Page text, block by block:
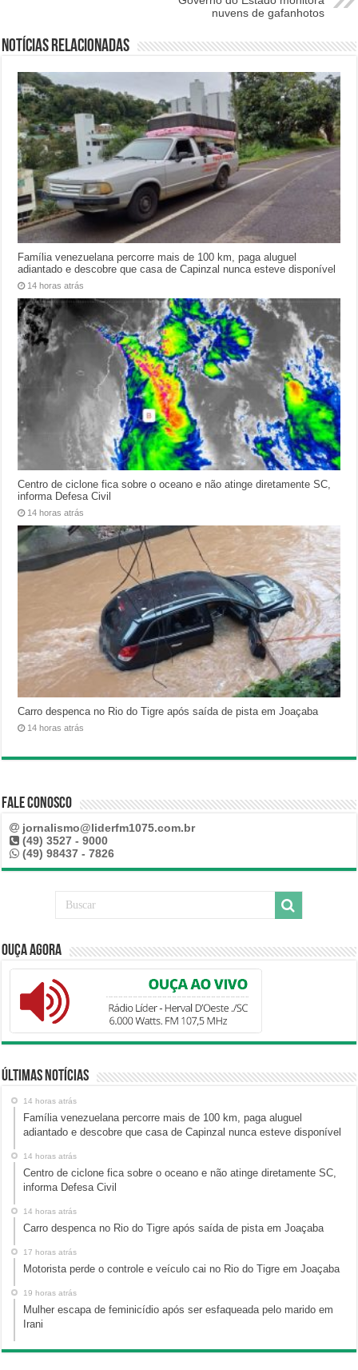
nuvens de gafanhotos
Notícias relacionadas
Família venezuelana percorre mais de 100 km, paga aluguel
adiantado e descobre que casa de Capinzal nunca esteve disponível
14 horas atrás
Centro de ciclone fica sobre o oceano e não atinge diretamente SC,
informa Defesa Civil
14 horas atrás
Carro despenca no Rio do Tigre após saída de pista em Joaçaba
14 horas atrás
Fale Conosco
jornalismo@liderfm1075.com.br
(49) 3527 - 9000
(49) 98437 - 7826
Ouça Agora
Últimas Notícias
14 horas atrás
Família venezuelana percorre mais de 100 km, paga aluguel
adiantado e descobre que casa de Capinzal nunca esteve disponível
14 horas atrás
Centro de ciclone fica sobre o oceano e não atinge diretamente SC,
informa Defesa Civil
14 horas atrás
Carro despenca no Rio do Tigre após saída de pista em Joaçaba
17 horas atrás
Motorista perde o controle e veículo cai no Rio do Tigre em Joaçaba
19 horas atrás
Mulher escapa de feminicídio após ser esfaqueada pelo marido em
Irani